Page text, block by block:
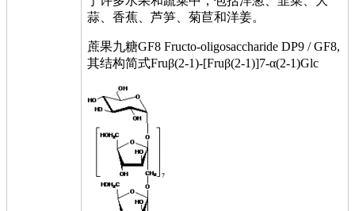
蒜、香蕉、芦笋、菊苣和洋姜。
蔗果九糖GF8 Fructo-oligosaccharide DP9 / GF8,
其结构简式Fruβ(2-1)-[Fruβ(2-1)]7-α(2-1)Glc